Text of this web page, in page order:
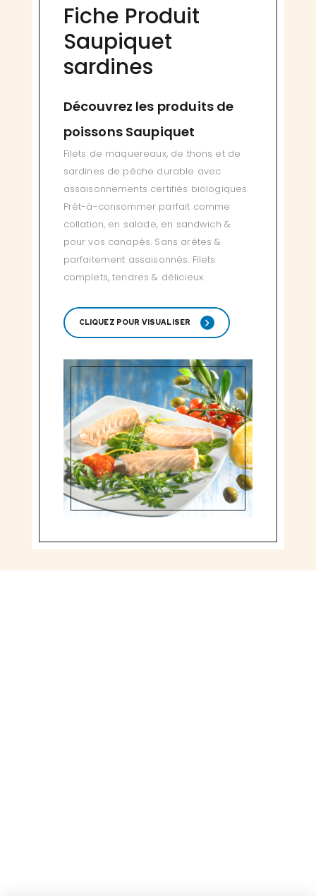
Fiche Produit
Saupiquet
sardines
Découvrez les produits de
poissons Saupiquet
Filets de maquereaux, de thons et de
sardines de pêche durable avec
assaisonnements certifiés biologiques.
Prêt-à-consommer parfait comme
collation, en salade, en sandwich &
pour vos canapés. Sans arêtes &
parfaitement assaisonnés. Filets
complets, tendres & délicieux.
CLIQUEZ POUR VISUALISER